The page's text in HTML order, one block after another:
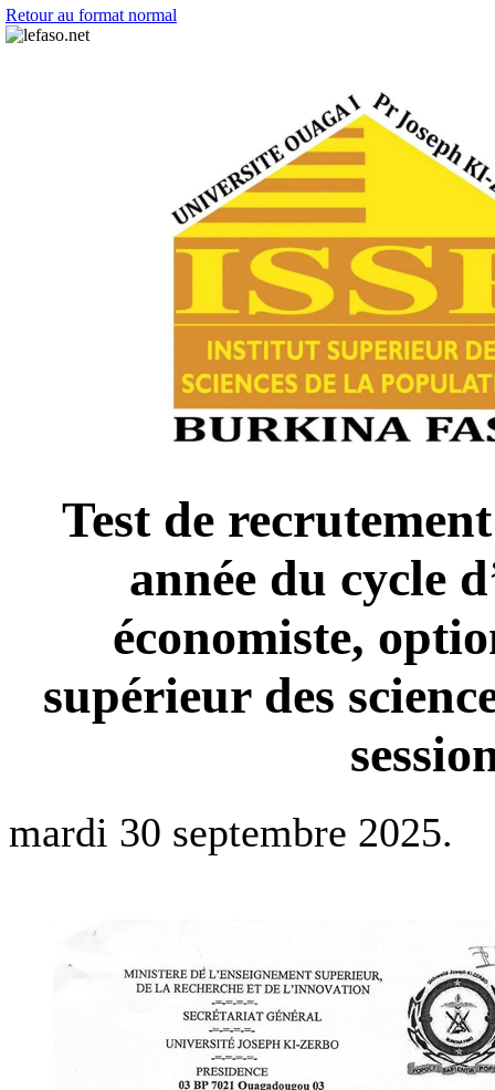
Retour au format normal
Test de
année du cycle
économiste,
supérieur des
mardi 30 septembre 2025.